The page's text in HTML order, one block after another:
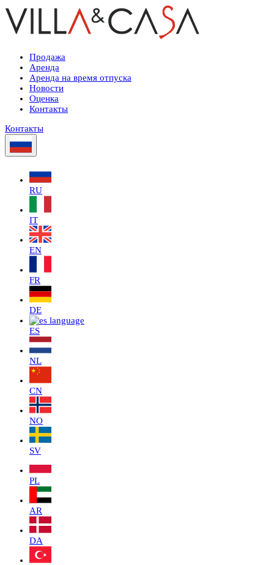
Продажа
Аренда
Аренда на время отпуска
Новости
Оценка
Контакты
Контакты
RU
IT
EN
FR
DE
ES
NL
CN
NO
SV
PL
AR
DA